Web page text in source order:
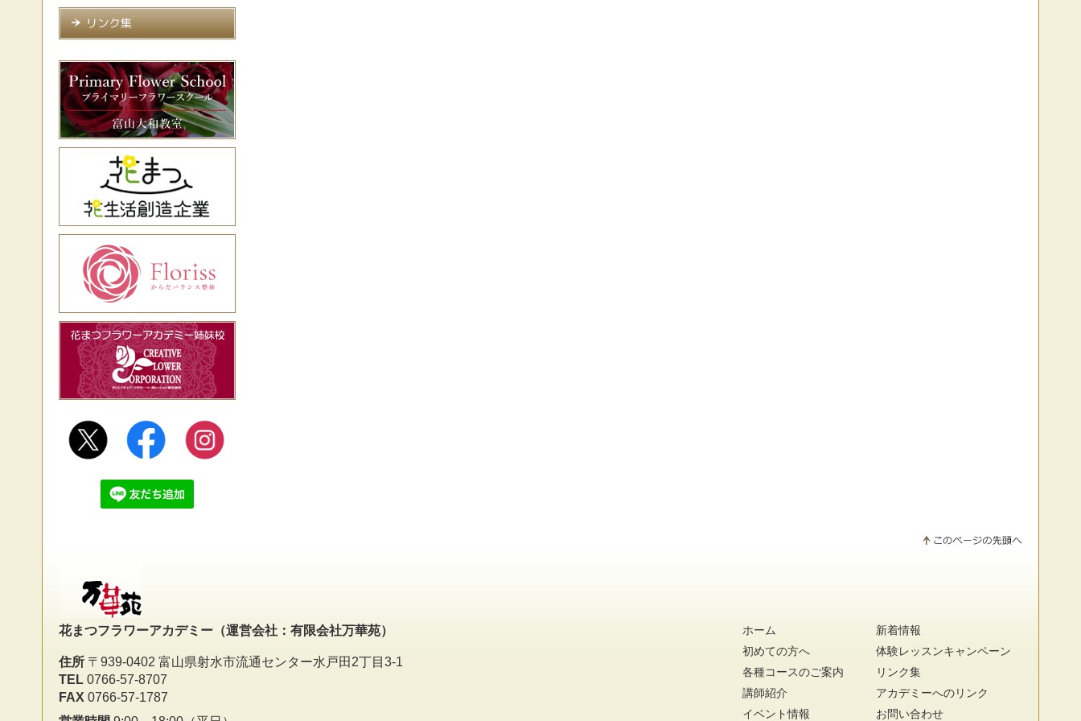
花まつフラワーアカデミー （運営会社：有限会社万華苑）
住所 〒939-0402 富山県射水市流通センター水戸田2丁目3-1
TEL 0766-57-8707
FAX 0766-57-1787
ホーム
初めての方へ
各種コースのご案内
講師紹介
イベント情報
新着情報
体験レッスンキャンペーン
リンク集
アカデミーへのリンク
お問い合わせ